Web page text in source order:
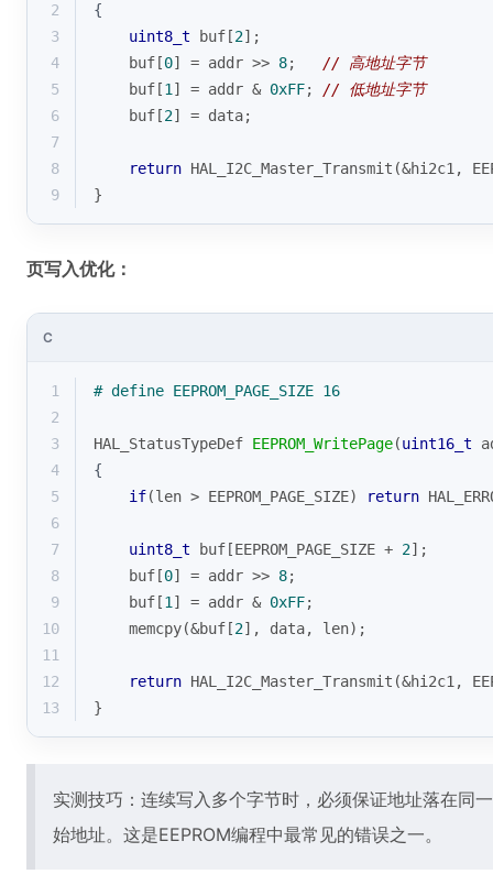
2
{
3
uint8_t buf[2];
4
    buf[
0] = addr >> 8; // 高地址字节
5
    buf[
1 ] = addr & 0xFF; // 低地址字节
6
    buf[
2] = data;
7
8
return HAL_I2C_Master_Transmit(&hi2c1,
9
}
页写入优化：
C
1 # define EEPROM_PAGE_SIZE 16
2
3
HAL_StatusTypeDef EEPROM_WritePage(uint16_t
4
{
5
if(len > EEPROM_PAGE_SIZE) return
6
7
uint8_t buf[EEPROM_PAGE_SIZE + 2];
8
    buf[
0] = addr >> 8;
9
    buf[
1 ] = addr & 0xFF;
10
memcpy(&buf[2], data, len);
11
12
return HAL_I2C_Master_Transmit(&hi2c1,
13
}
实测技巧：连续写入多个字节时，必须保证地址落在同
始地址。这是EEPROM编程中最常见的错误之一。